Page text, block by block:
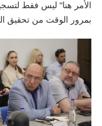
الأمر هنا" ليس فقط
بمرور الوقت من تحقيق